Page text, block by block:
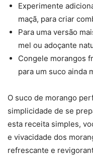
Experimente
maçã, para criar
Para uma versão
mel ou adoçante
Congele morangos
para um suco ainda
O suco de morango
simplicidade de se
esta receita simples,
e vivacidade dos
refrescante e